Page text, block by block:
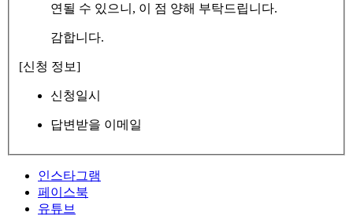
연될 수 있으니, 이 점 양해 부탁드립니다.
감합니다.
[신청 정보]
신청일시
답변받을 이메일
인스타그램
페이스북
유튜브